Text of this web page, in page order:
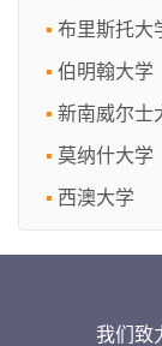
布里斯托大
伯明翰大学
新南威尔士
莫纳什大学
西澳大学
我们致